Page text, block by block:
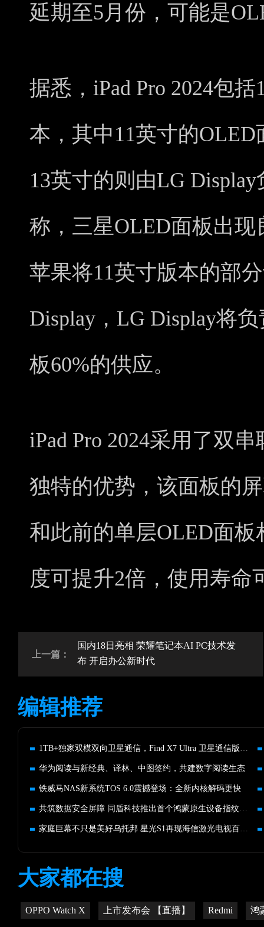
延期至5月份，可能是
据悉，iPad Pro 2024包
本，其中11英寸的
13英寸的则由LG
称，三星OLED面板出
苹果将11英寸版本的部
Display，LG Display将
板60%的供应。
iPad Pro 2024采用了双
独特的优势，该面板的
和此前的单层OLED面
度可提升2倍，使用寿命
上一篇：
国内18日亮相 荣耀笔记本AI PC技术发
布 开启办公新时代
编辑推荐
1TB+独家双模双向卫星通信，Find X7 Ultra 卫星通信版预售开启
华为阅读与新经典、译林、中图签约，共建数字阅读生态
铁威马NAS新系统TOS 6.0震撼登场：全新内核解码更快
共筑数据安全屏障 同盾科技推出首个鸿蒙原生设备指纹产品
家庭巨幕不只是美好乌托邦 星光S1再现海信激光电视百吋领导力
大家都在搜
OPPO Watch X 上市发布会 【直播】 Redmi 鸿